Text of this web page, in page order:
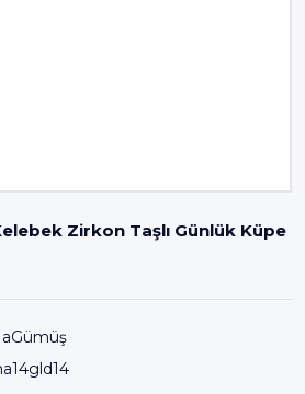
Zirkon Taşlı Günlük Küpe